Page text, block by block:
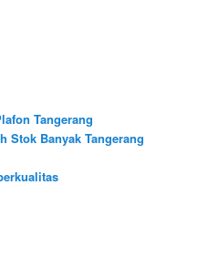
Tangerang
Stok Banyak Tangerang